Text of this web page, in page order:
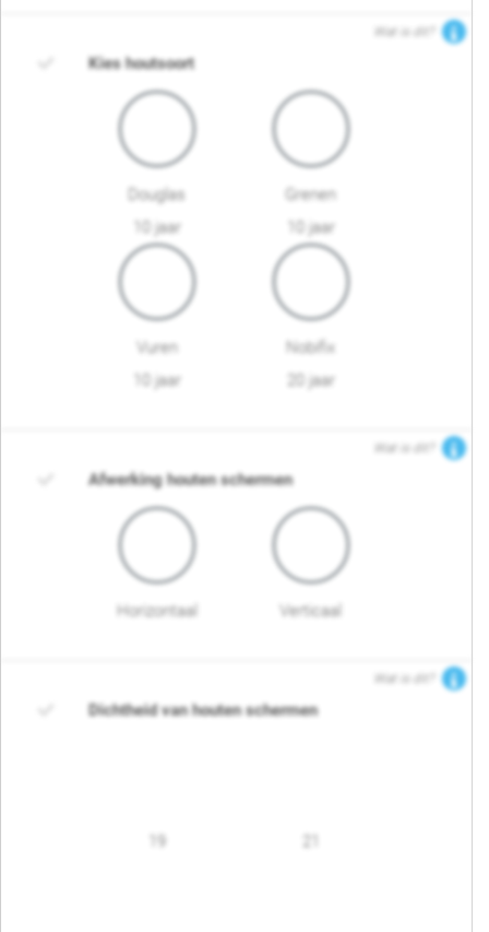
Wat is dit?
Kies houtsoort
Douglas
10 jaar
Grenen
10 jaar
Vuren
10 jaar
Nobifix
20 jaar
Wat is dit?
Afwerking houten schermen
Horizontaal Verticaal
Wat is dit?
Dichtheid van houten schermen
19